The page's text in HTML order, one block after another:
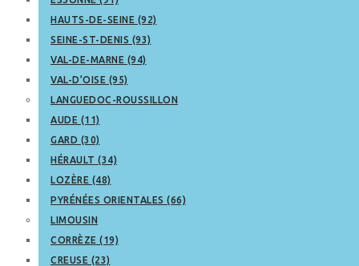
HAUTS-DE-SEINE (92)
SEINE-ST-DENIS (93)
VAL-DE-MARNE (94)
VAL-D’OISE (95)
LANGUEDOC-ROUSSILLON
AUDE (11)
GARD (30)
HÉRAULT (34)
LOZÈRE (48)
PYRÉNÉES ORIENTALES (66)
LIMOUSIN
CORRÈZE (19)
CREUSE (23)